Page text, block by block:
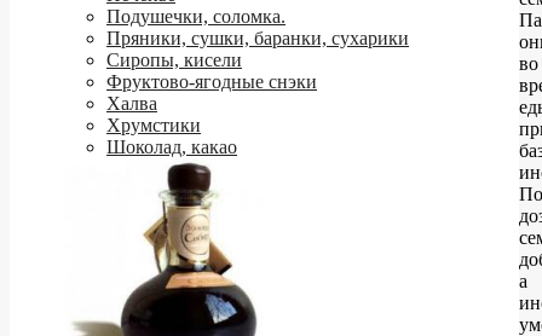
Подушечки, соломка.
Пряники, сушки, баранки, сухарики
Сиропы, кисели
Фруктово-ягодные снэки
Халва
Хрумстики
Шоколад, какао
во
а